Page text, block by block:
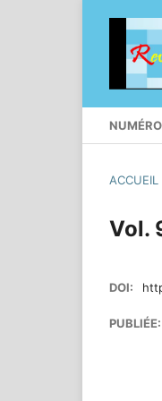
ACCUEIL
Vol.
DOI:
PUBLIÉE: